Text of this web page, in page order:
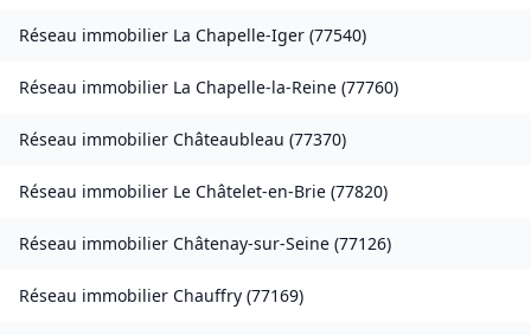
Réseau immobilier La Chapelle-Iger (77540)
Réseau immobilier La Chapelle-la-Reine (77760)
Réseau immobilier Châteaubleau (77370)
Réseau immobilier Le Châtelet-en-Brie (77820)
Réseau immobilier Châtenay-sur-Seine (77126)
Réseau immobilier Chauffry (77169)